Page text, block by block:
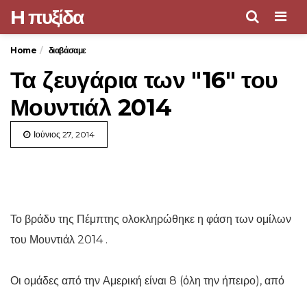
H πυξίδα
Home διαβάσαμε
Τα ζευγάρια των "16" του
Μουντιάλ 2014
Ιούνιος 27, 2014
Το βράδυ της Πέμπτης ολοκληρώθηκε η φάση των ομίλων
του Μουντιάλ 2014 .
Οι ομάδες από την Αμερική είναι 8 (όλη την ήπειρο), από